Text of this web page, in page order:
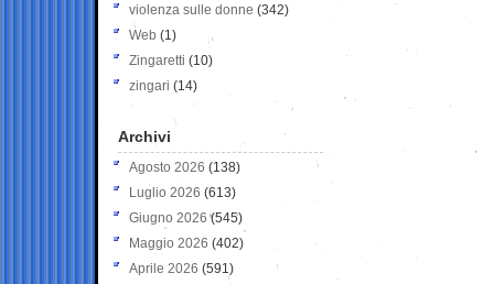
violenza sulle donne (342)
Web (1)
Zingaretti (10)
zingari (14)
Archivi
Agosto 2026 (138)
Luglio 2026 (613)
Giugno 2026 (545)
Maggio 2026 (402)
Aprile 2026 (591)